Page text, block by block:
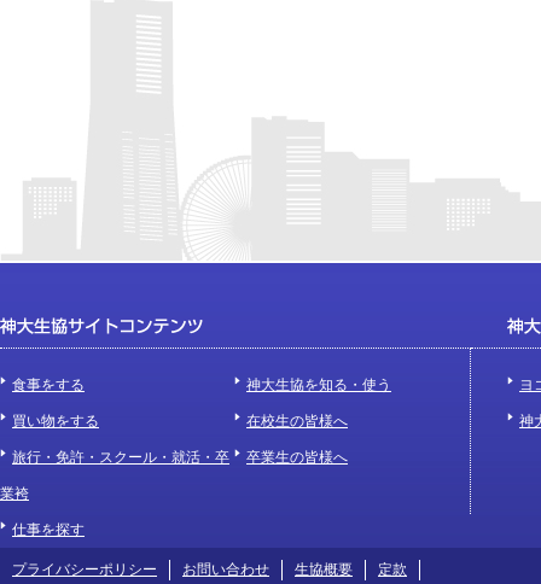
食事をする
買い物をする
旅行・免許・スクール・就活・卒
業袴
仕事を探す
神大生協を知る・使う
在校生の皆様へ
卒業生の皆様へ
ヨ
神
プライバシーポリシー お問い合わせ 生協概要 定款